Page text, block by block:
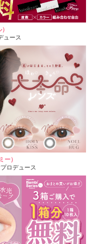
ュース
ー）
ロデュース